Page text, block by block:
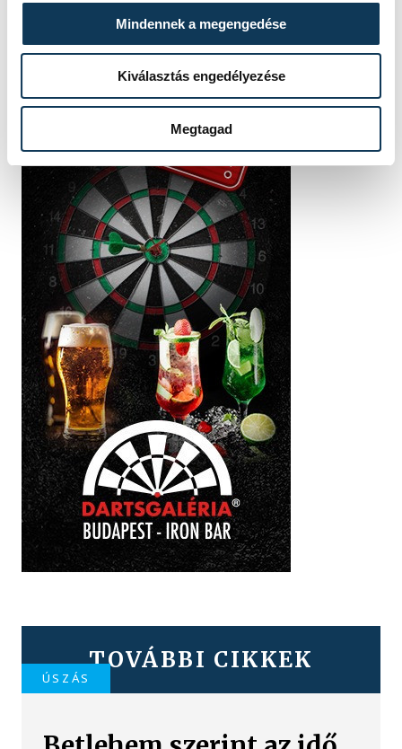
Mindennek a megengedése
Kiválasztás engedélyezése
Megtagad
TOVÁBBI CIKKEK
ÚSZÁS